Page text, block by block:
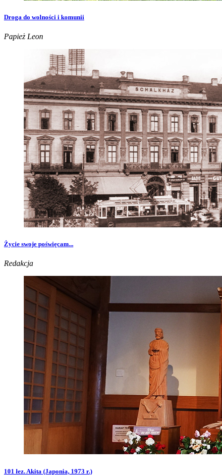
Droga do wolności i komunii
Papież Leon
Życie swoje poświęcam...
Redakcja
101 łez. Akita (Japonia, 1973 r.)